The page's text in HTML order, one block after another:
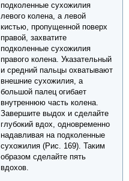
подколенные сухожилия
левого колена, а левой
кистью, пропущенной поверх
правой, захватите
подколенные сухожилия
правого колена. Указательный
и средний пальцы охватывают
внешние сухожилия, а
большой палец огибает
внутреннюю часть колена.
Завершите выдох и сделайте
глубокий вдох, одновременно
надавливая на подколенные
сухожилия (Рис. 169). Таким
образом сделайте пять
вдохов.